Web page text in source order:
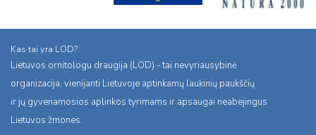
Kas tai yra LOD?
Lietuvos ornitologu draugija (LOD) - tai nevyriausybinė
organizacija, vienijanti Lietuvoje aptinkamų laukinių paukščių
ir jų gyvenamosios aplinkos tyrimams ir apsaugai neabejingus
Lietuvos žmones.